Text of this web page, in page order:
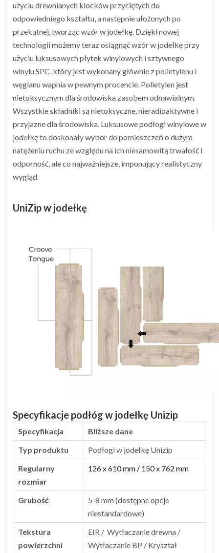
użyciu drewnianych klocków przyciętych do
odpowiedniego kształtu, a następnie ułożonych po
przekątnej, tworząc wzór w jodełkę. Dzięki nowej
technologii możemy teraz osiągnąć wzór w jodełkę przy
użyciu luksusowych płytek winylowych i sztywnego
winylu SPC, który jest wykonany głównie z polietylenu i
węglanu wapnia w pewnym procencie. Polietylen jest
nietoksycznym dla środowiska zasobem odnawialnym.
Wszystkie składniki są nietoksyczne, nieradioaktywne i
przyjazne dla środowiska. Luksusowe podłogi winylowe w
jodełkę to doskonały wybór do pomieszczeń o dużym
natężeniu ruchu ze względu na ich niesamowitą trwałość i
odporność, ale co najważniejsze, imponujący realistyczny
wygląd.
UniZip w jodełkę
Specyfikacje podłóg w jodełkę Unizip
Specyfikacja
Bliższe dane
Typ produktu
Podłogi w jodełkę Unizip
Regularny
rozmiar
126 x 610 mm / 150 x 762 mm
Grubość
5-8 mm (dostępne opcje
niestandardowe)
Tekstura
powierzchni
EIR / Wytłaczanie drewna /
Wytłaczanie BP / Kryształ